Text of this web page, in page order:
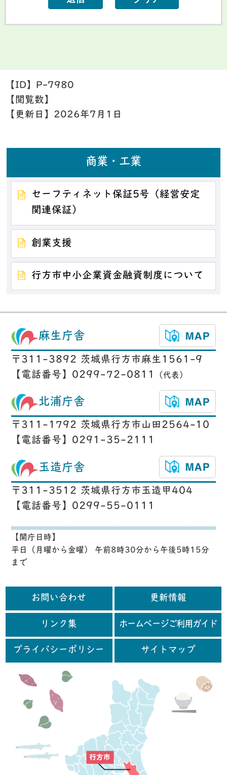
【ID】 P-7980
【閲覧数】
【更新日】 2026年7月1日
商業・工業
セーフティネット保証5号（経営安定
関連保証）
創業支援
行方市中小企業資金融資制度について
麻生庁舎
〒311-3892 茨城県行方市麻生1561-9
【電話番号】0299-72-0811
（代表）
北浦庁舎
〒311-1792 茨城県行方市山田2564-10
【電話番号】0291-35-2111
玉造庁舎
〒311-3512 茨城県行方市玉造甲404
【電話番号】0299-55-0111
【開庁日時】
平日（月曜から金曜） 午前8時30分から午後5時15分
まで
お問い合わせ 更新情報
リンク集 ホームページご利用ガイド
プライバシーポリシー サイトマップ